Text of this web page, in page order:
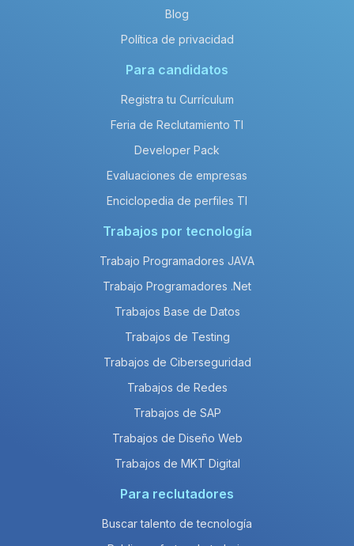
Blog
Política de privacidad
Para candidatos
Registra tu Currículum
Feria de Reclutamiento TI
Developer Pack
Evaluaciones de empresas
Enciclopedia de perfiles TI
Trabajos por tecnología
Trabajo Programadores JAVA
Trabajo Programadores .Net
Trabajos Base de Datos
Trabajos de Testing
Trabajos de Ciberseguridad
Trabajos de Redes
Trabajos de SAP
Trabajos de Diseño Web
Trabajos de MKT Digital
Para reclutadores
Buscar talento de tecnología